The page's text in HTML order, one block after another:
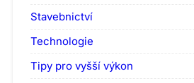
Stavebnictví
Technologie
Tipy pro vyšší výkon